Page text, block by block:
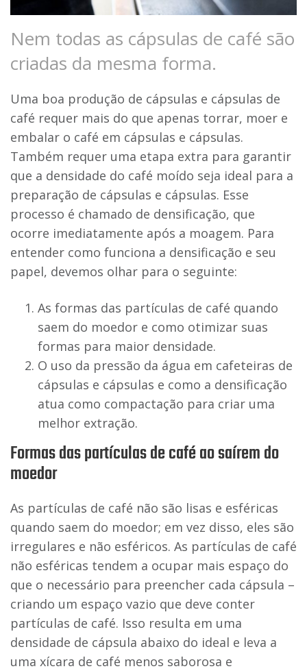
Nem todas as cápsulas de café são
criadas da mesma forma.
Uma boa produção de cápsulas e cápsulas de
café requer mais do que apenas torrar, moer e
embalar o café em cápsulas e cápsulas.
Também requer uma etapa extra para garantir
que a densidade do café moído seja ideal para a
preparação de cápsulas e cápsulas. Esse
processo é chamado de densificação, que
ocorre imediatamente após a moagem. Para
entender como funciona a densificação e seu
papel, devemos olhar para o seguinte:
As formas das partículas de café quando
saem do moedor e como otimizar suas
formas para maior densidade.
O uso da pressão da água em cafeteiras de
cápsulas e cápsulas e como a densificação
atua como compactação para criar uma
melhor extração.
Formas das partículas de café ao saírem do
moedor
As partículas de café não são lisas e esféricas
quando saem do moedor; em vez disso, eles são
irregulares e não esféricos. As partículas de café
não esféricas tendem a ocupar mais espaço do
que o necessário para preencher cada cápsula –
criando um espaço vazio que deve conter
partículas de café. Isso resulta em uma
densidade de cápsula abaixo do ideal e leva a
uma xícara de café menos saborosa e